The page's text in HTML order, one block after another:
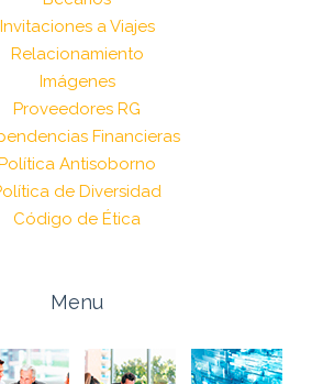
Invitaciones a Viajes
Relacionamiento
Imágenes
Proveedores RG
Financieras
Política Antisoborno
de Diversidad
Código de Ética
Menu